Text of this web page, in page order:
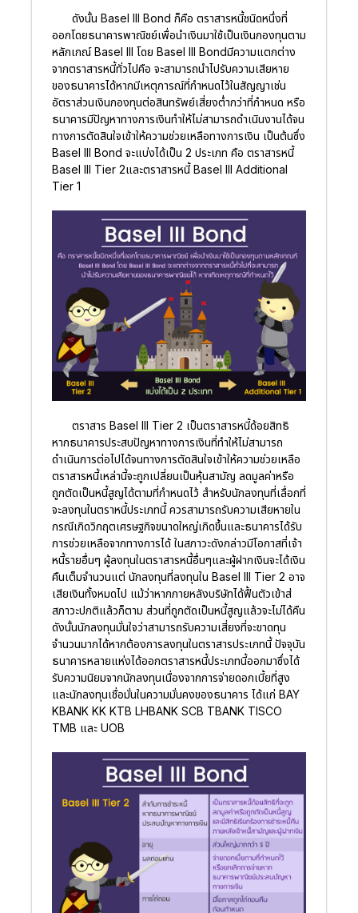
ดังนั้น Basel III Bond ก็คือ ตราสารหนี้ชนิดหนึ่งที่
ออกโดยธนาคารพาณิชย์เพื่อนำเงินมาใช้เป็นเงินกองทุนตาม
หลักเกณ์ Basel III โดย Basel III Bondมีความแตกต่าง
จากตราสารหนี้ทั่วไปคือ จะสามารถนำไปรับความเสียหาย
ของธนาคารได้หากมีเหตุการณ์ที่กำหนดไว้ในสัญญาเช่น
อัตราส่วนเงินกองทุนต่อสินทรัพย์เสี่ยงต่ำกว่าที่กำหนด หรือ
ธนาคารมีปัญหาทางการเงินทำให้ไม่สามารถดำเนินงานได้จน
ทางการตัดสินใจเข้าให้ความช่วยเหลือทางการเงิน เป็นต้นซึ่ง
Basel III Bond จะแบ่งได้เป็น 2 ประเภท คือ ตราสารหนี้
Basel III Tier 2และตราสารหนี้ Basel III Additional
Tier 1
ตราสาร Basel III Tier 2 เป็นตราสารหนี้ด้อยสิทธิ
หากธนาคารประสบปัญหาทางการเงินที่ทำให้ไม่สามารถ
ดำเนินการต่อไปได้จนทางการตัดสินใจเข้าให้ความช่วยเหลือ
ตราสารหนี้เหล่านี้จะถูกเปลี่ยนเป็นหุ้นสามัญ ลดมูลค่าหรือ
ถูกตัดเป็นหนี้สูญได้ตามที่กำหนดไว้ สำหรับนักลงทุนที่เลื่อกที่
จะลงทุนในตราหนี้ประเภทนี้ ควรสามารถรับความเสียหายใน
กรณีเกิดวิกฤตเศรษฐกิจขนาดใหญ่เกิดขึ้นและธนาคารได้รับ
การช่วยเหลือจากทางการได้ ในสภาวะดังกล่าวมีโอกาสที่เจ้า
หนี้รายอื่นๆ ผู้ลงทุนในตราสารหนี้อื่นๆและผู้ฝากเงินจะได้เงิน
คืนเต็มจำนวนแต่ นักลงทุนที่ลงทุนใน Basel III Tier 2 อาจ
เสียเงินทั้งหมดไป แม้ว่าหากภายหลังบริษัทได้ฟื้นตัวเข้าส่
สภาวะปกติแล้วก็ตาม ส่วนที่ถูกตัดเป็นหนี้สูญแล้วจะไม่ได้คืน
ดังนั้นนักลงทุนมั่นใจว่าสามารถรับความเสี่ยงที่จะขาดทุน
จำนวนมากได้หากต้องการลงทุนในตราสารประเภทนี้ ปัจจุบัน
ธนาคารหลายแห่งได้ออกตราสารหนี้ประเภทนี้ออกมาซึ่งได้
รับความนิยมจากนักลงทุนเนื่องจากการจ่ายดอกเบี้ยที่สูง
และนักลงทุนเชื่อมั่นในความมั่นคงของธนาคาร ได้แก่ BAY
KBANK KK KTB LHBANK SCB TBANK TISCO
TMB และ UOB